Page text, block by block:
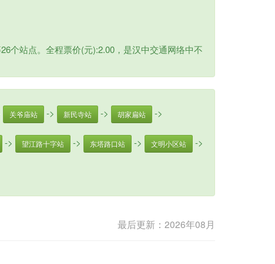
个站点。全程票价(元):2.00，是汉中交通网络中不
关爷庙站 -> 新民寺站 -> 胡家扁站 ->
-> 望江路十字站 -> 东塔路口站 -> 文明小区站 ->
最后更新：2026年08月